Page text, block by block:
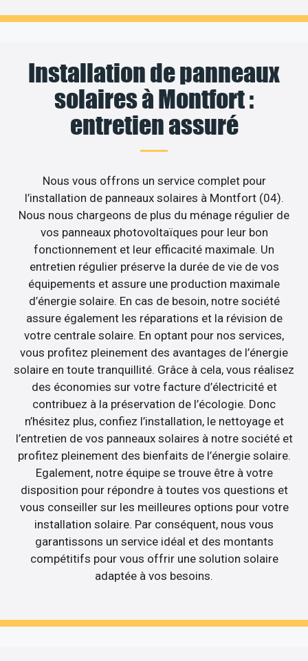
Installation de panneaux
solaires à Montfort :
entretien assuré
Nous vous offrons un service complet pour
l’installation de panneaux solaires à Montfort (04).
Nous nous chargeons de plus du ménage régulier de
vos panneaux photovoltaïques pour leur bon
fonctionnement et leur efficacité maximale. Un
entretien régulier préserve la durée de vie de vos
équipements et assure une production maximale
d’énergie solaire. En cas de besoin, notre société
assure également les réparations et la révision de
votre centrale solaire. En optant pour nos services,
vous profitez pleinement des avantages de l’énergie
solaire en toute tranquillité. Grâce à cela, vous réalisez
des économies sur votre facture d’électricité et
contribuez à la préservation de l’écologie. Donc
n’hésitez plus, confiez l’installation, le nettoyage et
l’entretien de vos panneaux solaires à notre société et
profitez pleinement des bienfaits de l’énergie solaire.
Egalement, notre équipe se trouve être à votre
disposition pour répondre à toutes vos questions et
vous conseiller sur les meilleures options pour votre
installation solaire. Par conséquent, nous vous
garantissons un service idéal et des montants
compétitifs pour vous offrir une solution solaire
adaptée à vos besoins.